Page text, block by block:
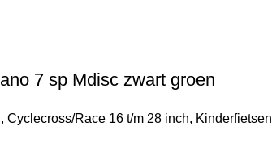
7 sp Mdisc zwart groen
, Cyclecross/Race 16 t/m 28 inch, Kinderfietsen